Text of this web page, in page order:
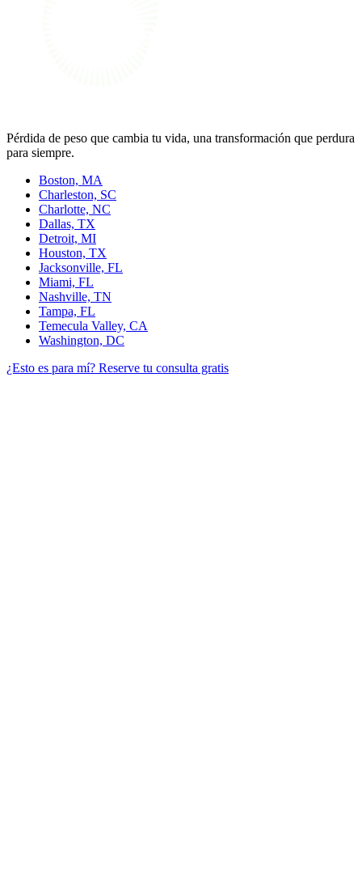
Pérdida de peso que cambia tu vida, una transformación que perdura
para siempre.
Boston, MA
Charleston, SC
Charlotte, NC
Dallas, TX
Detroit, MI
Houston, TX
Jacksonville, FL
Miami, FL
Nashville, TN
Tampa, FL
Temecula Valley, CA
Washington, DC
¿Esto es para mí? Reserve tu consulta gratis